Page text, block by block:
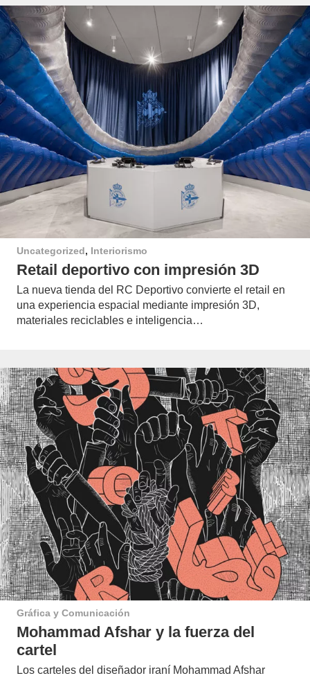
Uncategorized, Interiorismo
Retail deportivo con impresión 3D
La nueva tienda del RC Deportivo convierte el retail en
una experiencia espacial mediante impresión 3D,
materiales reciclables e inteligencia…
Gráfica y Comunicación
Mohammad Afshar y la fuerza del
cartel
Los carteles del diseñador iraní Mohammad Afshar